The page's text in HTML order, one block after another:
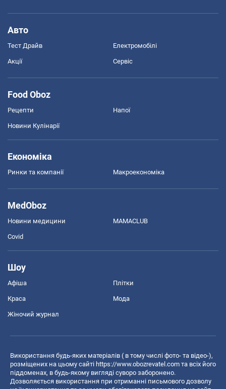
Авто
Тест Драйв Електромобілі
Акції Сервіс
Food Oboz
Рецепти Напої
Новини Кулінарії
Економіка
Ринки та компанії Макроекономіка
MedOboz
Новини медицини MAMACLUB
Covid
Шоу
Афіша Плітки
Краса Мода
Жіночий журнал
Використання будь-яких матеріалів ( в тому числі фото- та відео-),
розміщених на цьому сайті https://www.obozrevatel.com та всіх його
піддоменах, в будь-якому вигляді суворо заборонено.
Дозволяється використання при отриманні письмового дозволу